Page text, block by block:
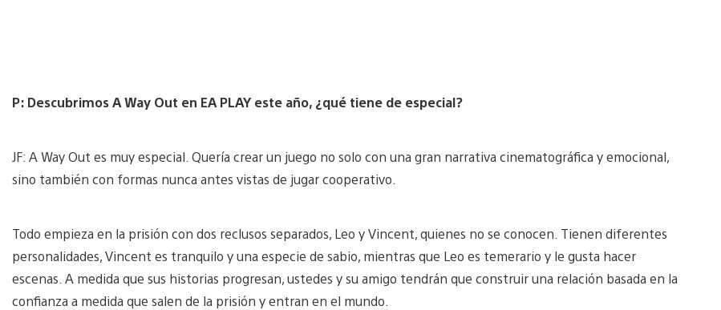
P: Descubrimos A Way Out en EA PLAY este año, ¿qué tiene de especial?
JF: A Way Out es muy especial. Quería crear un juego no solo con una gran narrativa cinematográfica y emocional,
sino también con formas nunca antes vistas de jugar cooperativo.
Todo empieza en la prisión con dos reclusos separados, Leo y Vincent, quienes no se conocen. Tienen diferentes
personalidades, Vincent es tranquilo y una especie de sabio, mientras que Leo es temerario y le gusta hacer
escenas. A medida que sus historias progresan, ustedes y su amigo tendrán que construir una relación basada en la
confianza a medida que salen de la prisión y entran en el mundo.